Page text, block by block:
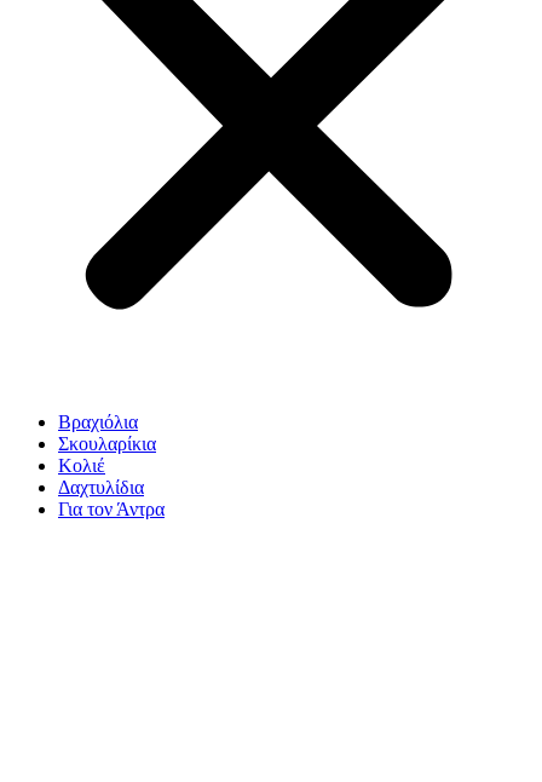
Βραχιόλια
Σκουλαρίκια
Κολιέ
Δαχτυλίδια
Για τον Άντρα